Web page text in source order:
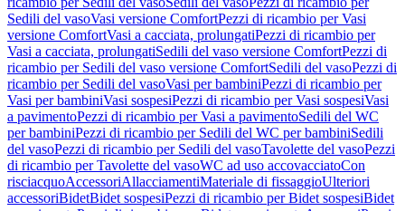
Sedili del vasoVasi versione ComfortPezzi di ricambio per Vasi
versione ComfortVasi a cacciata, prolungatiPezzi di ricambio per
Vasi a cacciata, prolungatiSedili del vaso versione ComfortPezzi di
ricambio per Sedili del vaso versione ComfortSedili del vasoPezzi di
ricambio per Sedili del vasoVasi per bambiniPezzi di ricambio per
Vasi per bambiniVasi sospesiPezzi di ricambio per Vasi sospesiVasi
a pavimentoPezzi di ricambio per Vasi a pavimentoSedili del WC
per bambiniPezzi di ricambio per Sedili del WC per bambiniSedili
del vasoPezzi di ricambio per Sedili del vasoTavolette del vasoPezzi
di ricambio per Tavolette del vasoWC ad uso accovacciatoCon
risciacquoAccessoriAllacciamentiMateriale di fissaggioUlteriori
accessoriBidetBidet sospesiPezzi di ricambio per Bidet sospesiBidet